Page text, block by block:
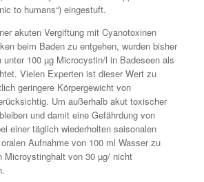
to humans“) eingestuft.
akuten Vergiftung mit Cyanotoxinen
beim Baden zu entgehen, wurden bisher
unter 100 µg Microcystin/l in Badeseen als
Vielen Experten ist dieser Wert zu
geringere Körpergewicht von
Um außerhalb akut toxischer
und damit eine Gefährdung von
einer täglich wiederholten saisonalen
Aufnahme von 100 ml Wasser zu
Microystinghalt von 30 µg/ nicht